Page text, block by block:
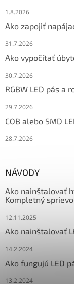
1.8.2026
Ako zapojiť
31.7.2026
Ako vypočítať
30.7.2026
RGBW LED pás a
29.7.2026
COB alebo SMD
28.7.2026
NÁVODY
Ako nainštalovať
Kompletný
12.11.2025
Ako nainštalovať
14.2.2024
Ako fungujú LED
13.2.2024